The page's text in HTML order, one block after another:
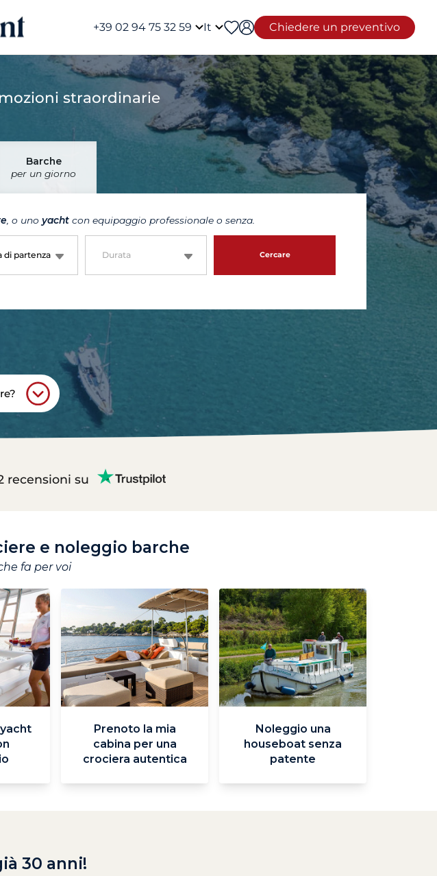
+39 02 94 75 32 59 It Chiedere un preventivo
straordinarie
Barche
per un giorno
, o uno yacht con equipaggio professionale o senza.
di partenza Durata Cercare
recensioni su
e noleggio barche
fa per voi
Prenoto la mia
cabina per una
crociera autentica
Noleggio una
houseboat senza
patente
30 anni!